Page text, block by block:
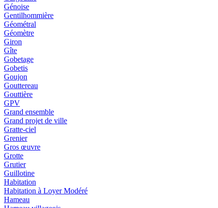
Génoise
Gentilhommière
Géométral
Géomètre
Giron
Gîte
Gobetage
Gobetis
Goujon
Gouttereau
Gouttière
GPV
Grand ensemble
Grand projet de ville
Gratte-ciel
Grenier
Gros œuvre
Grotte
Grutier
Guillotine
Habitation
Habitation à Loyer Modéré
Hameau